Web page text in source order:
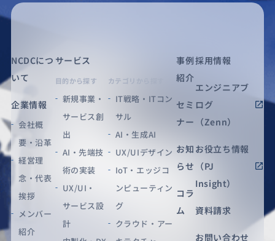
NCDCにつ
いて
企業情報
会社概
要・沿革
経営理
念・代表
挨拶
メンバー
紹介
サービス
目的から探す
新規事業・
サービス創
出
AI・先端技
術の実装
UX/UI・
サービス設
計
カテゴリから探す
IT戦略・ITコン
サル
AI・生成AI
UX/UIデザイン
IoT・エッジコ
ンピューティン
グ
クラウド・アー
事例
紹介
セミ
ナー
お知
らせ
コラ
ム
採用情報
エンジニアブ
ログ
（Zenn）
お役立ち情報
（PJ
Insight）
資料請求
お問い合わせ